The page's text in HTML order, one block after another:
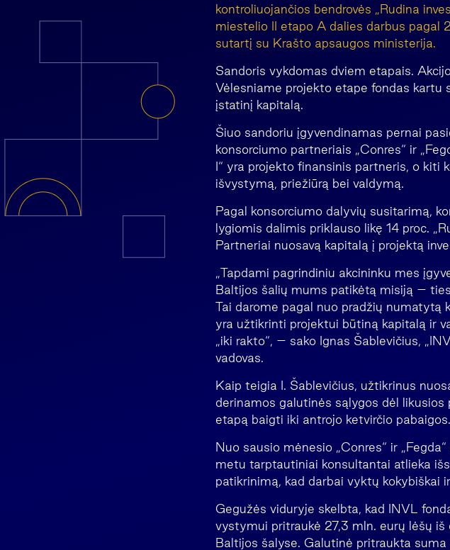
kontroliuojančios bendrovės „Rudina
miestelio II etapo A dalies darbus pagal
sutartį su Krašto apsaugos ministerija.
Sandoris vykdomas dviem etapais.
Vėlesniame projekto etape fondas kartu
įstatinį kapitalą.
Šiuo sandoriu įgyvendinamas pernai
konsorciumo partneriais „Conres“ ir
I“ yra projekto finansinis partneris, o kiti
išvystymą, priežiūrą bei valdymą.
Pagal konsorciumo dalyvių susitarimą,
lygiomis dalimis priklauso likę 14 proc.
Partneriai nuosavą kapitalą į projektą
„Tapdami pagrindiniu akcininku mes
Baltijos šalių mums patikėtą misiją –
Tai darome pagal nuo pradžių numatytą
yra užtikrinti projektui būtiną kapitalą ir
„iki rakto“, – sako Ignas Šablevičius,
vadovas.
Kaip teigia I. Šablevičius, užtikrinus
derinamos galutinės sąlygos dėl
etapą baigti iki antrojo ketvirčio pabaigos.
Nuo sausio mėnesio „Conres“ ir
metu tarptautiniai konsultantai atlieka
patikrinimą, kad darbai vyktų kokybiškai
Gegužės viduryje skelbta, kad INVL
vystymui pritraukė 27,3 mln. eurų lėšų
Baltijos šalyse. Galutinė pritraukta